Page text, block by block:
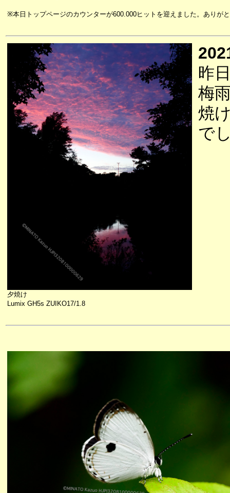
※本日トップページのカウンターが600.000ヒットを迎えました。ありが
夕焼け
Lumix GH5s ZUIKO17/1.8
昨
梅
焼
で